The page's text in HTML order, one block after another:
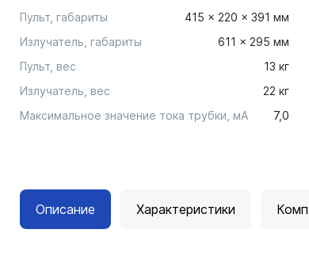
Пульт, габариты
415 × 220 × 391 мм
Излучатель, габариты
611 × 295 мм
Пульт, вес
13 кг
Излучатель, вес
22 кг
Максимальное значение тока трубки, мА
7,0
Описание Характеристики